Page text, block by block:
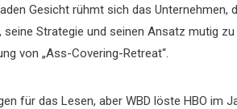
Gesicht rühmt sich das Unternehmen,
Strategie und seinen Ansatz mutig
von „Ass-Covering-Retreat“.
für das Lesen, aber WBD löste HBO im